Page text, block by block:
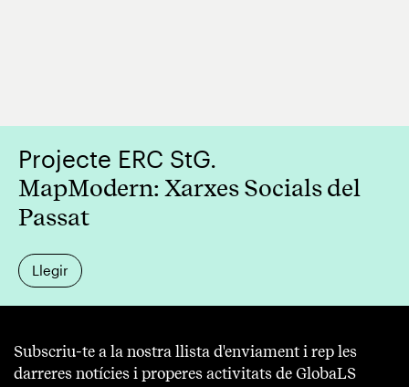
Projecte ERC StG.
MapModern: Xarxes Socials del
Passat
Llegir
Subscriu-te a la nostra llista d'enviament i rep les
darreres notícies i properes activitats de GlobaLS